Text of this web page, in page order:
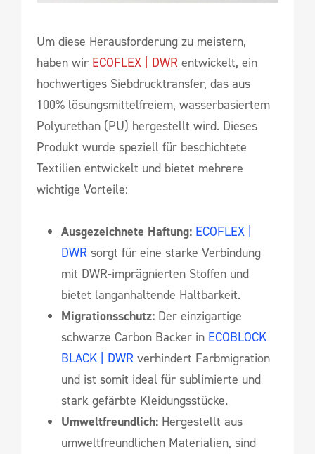
Um diese Herausforderung zu meistern,
haben wir ECOFLEX | DWR entwickelt, ein
hochwertiges Siebdrucktransfer, das aus
100% lösungsmittelfreiem, wasserbasiertem
Polyurethan (PU) hergestellt wird. Dieses
Produkt wurde speziell für beschichtete
Textilien entwickelt und bietet mehrere
wichtige Vorteile:
Ausgezeichnete Haftung: ECOFLEX |
DWR sorgt für eine starke Verbindung
mit DWR-imprägnierten Stoffen und
bietet langanhaltende Haltbarkeit.
Migrationsschutz: Der einzigartige
schwarze Carbon Backer in ECOBLOCK
BLACK | DWR verhindert Farbmigration
und ist somit ideal für sublimierte und
stark gefärbte Kleidungsstücke.
Umweltfreundlich: Hergestellt aus
umweltfreundlichen Materialien, sind